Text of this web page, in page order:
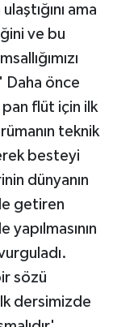
ama
ve bu
Daha önce
flüt için ilk
teknik
besteyi
dünyanın
getiren
sözü
dersimizde